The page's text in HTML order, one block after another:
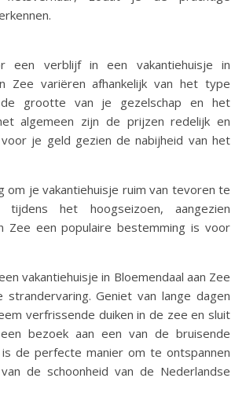
een verblijf in een vakantiehuisje in
Zee variëren afhankelijk van het type
de grootte van je gezelschap en het
algemeen zijn de prijzen redelijk en
je geld gezien de nabijheid van het
om je vakantiehuisje ruim van tevoren te
tijdens het hoogseizoen, aangezien
Zee een populaire bestemming is voor
vakantiehuisje in Bloemendaal aan Zee
Geniet van lange dagen
verfrissende duiken in de zee en sluit
bezoek aan een van de bruisende
de perfecte manier om te ontspannen
de schoonheid van de Nederlandse